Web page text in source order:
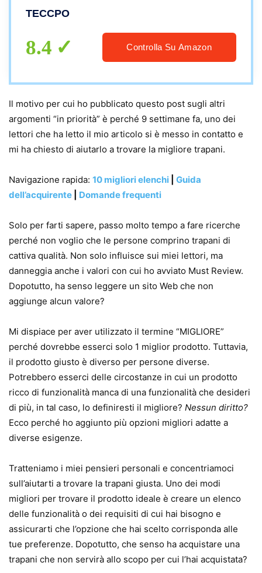
13 mm Metallo Autobloccante Mandrino,
TECCPO
8.4 Controlla Su Amazon
Il motivo per cui ho pubblicato questo post sugli altri
argomenti “in priorità” è perché 9 settimane fa, uno dei
lettori che ha letto il mio articolo si è messo in contatto e
mi ha chiesto di aiutarlo a trovare la migliore trapani.
Navigazione rapida: 10 migliori elenchi
Guida
dell’acquirente
Domande frequenti
Solo per farti sapere, passo molto tempo a fare ricerche
perché non voglio che le persone comprino trapani di
cattiva qualità. Non solo influisce sui miei lettori, ma
danneggia anche i valori con cui ho avviato Must Review.
Dopotutto, ha senso leggere un sito Web che non
aggiunge alcun valore?
Mi dispiace per aver utilizzato il termine “MIGLIORE”
perché dovrebbe esserci solo 1 miglior prodotto. Tuttavia,
il prodotto giusto è diverso per persone diverse.
Potrebbero esserci delle circostanze in cui un prodotto
ricco di funzionalità manca di una funzionalità che desideri
di più, in tal caso, lo definiresti il ​​migliore? Nessun diritto?
Ecco perché ho aggiunto più opzioni migliori adatte a
diverse esigenze.
Tratteniamo i miei pensieri personali e concentriamoci
sull’aiutarti a trovare la trapani giusta. Uno dei modi
migliori per trovare il prodotto ideale è creare un elenco
delle funzionalità o dei requisiti di cui hai bisogno e
assicurarti che l’opzione che hai scelto corrisponda alle
tue preferenze. Dopotutto, che senso ha acquistare una
trapani che non servirà allo scopo per cui l’hai acquistata?